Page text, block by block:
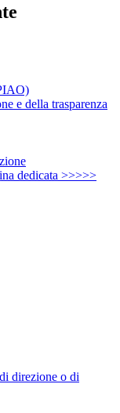
e della trasparenza
dedicata >>>>>
direzione o di